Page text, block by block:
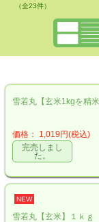
（全23件）
雪若丸【玄米1kgを精
価格： 1,019円(税込)
完売しまし
た。
NEW
雪若丸【玄米】１ｋｇ